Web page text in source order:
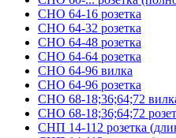
СНО 64-16 розетка
СНО 64-32 розетка
СНО 64-48 розетка
СНО 64-64 розетка
СНО 64-96 вилка
СНО 64-96 розетка
СНО 68-18;36;64;72
СНО 68-18;36;64;72
СНП 14-112 розетка